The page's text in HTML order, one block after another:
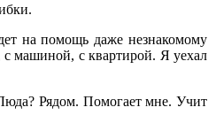
на помощь даже незнакомому
машиной, с квартирой. Я уехал
Рядом. Помогает мне. Учит